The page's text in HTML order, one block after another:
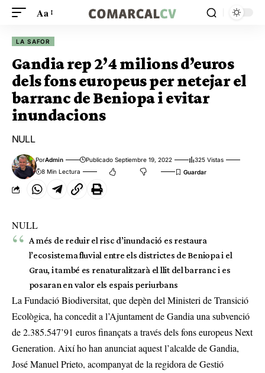
Aa
LA SAFOR
Gandia rep 2’4 milions d’euros
dels fons europeus per netejar el
barranc de Beniopa i evitar
inundacions
NULL
PorAdmin Publicado Septiembre 19, 2022
325 Vistas
8 Min Lectura
NULL
A més de reduir el risc d’inundació es restaura
l’ecosistema fluvial entre els districtes de Beniopa i el
Grau, i també es renaturalitzarà el llit del barranc i es
posaran en valor els espais periurbans
La Fundació Biodiversitat, que depèn del Ministeri de Transició
Ecològica, ha concedit a l’Ajuntament de Gandia una subvenció
de 2.385.547’91 euros finançats a través dels fons europeus Next
Generation. Així ho han anunciat aquest l’alcalde de Gandia,
José Manuel Prieto, acompanyat de la regidora de Gestió